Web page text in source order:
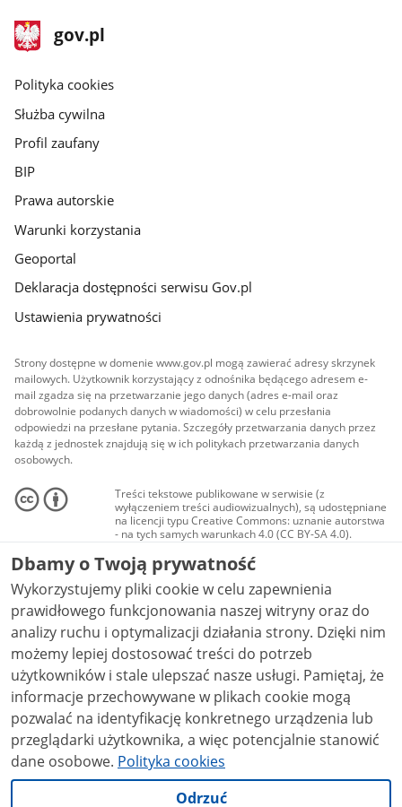
stopka
gov.pl
Strona
gov.pl
gov.pl
Polityka cookies
Służba cywilna
Profil zaufany
BIP
Prawa autorskie
Warunki korzystania
Geoportal
Deklaracja dostępności serwisu Gov.pl
Ustawienia prywatności
Strony dostępne w domenie www.gov.pl mogą zawierać adresy skrzynek
mailowych. Użytkownik korzystający z odnośnika będącego adresem e-
mail zgadza się na przetwarzanie jego danych (adres e-mail oraz
dobrowolnie podanych danych w wiadomości) w celu przesłania
odpowiedzi na przesłane pytania. Szczegóły przetwarzania danych przez
każdą z jednostek znajdują się w ich politykach przetwarzania danych
osobowych.
Treści tekstowe publikowane w serwisie (z
wyłączeniem treści audiowizualnych), są udostępniane
na licencji typu Creative Commons: uznanie autorstwa
- na tych samych warunkach 4.0 (CC BY-SA 4.0).
Materiały audiowizualne, w tym zdjęcia, materiały
audio i wideo, są udostępniane na licencji typu
Creative Commons: uznanie autorstwa użycie
niekomercyjne - bez utworów zależnych 4.0 (CC BY-
NC-ND 4.0), o ile nie jest to stwierdzone inaczej.
Dbamy o Twoją prywatność
Wykorzystujemy pliki cookie w celu zapewnienia
prawidłowego funkcjonowania naszej witryny oraz do
analizy ruchu i optymalizacji działania strony. Dzięki nim
możemy lepiej dostosować treści do potrzeb
użytkowników i stale ulepszać nasze usługi. Pamiętaj, że
informacje przechowywane w plikach cookie mogą
pozwalać na identyfikację konkretnego urządzenia lub
przeglądarki użytkownika, a więc potencjalnie stanowić
dane osobowe. Polityka cookies
Odrzuć